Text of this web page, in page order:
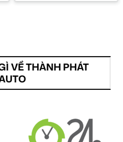
VỀ THÀNH PHÁT